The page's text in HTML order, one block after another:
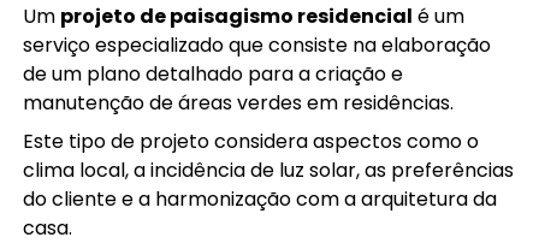
Um projeto de paisagismo residencial é um
serviço especializado que consiste na elaboração
de um plano detalhado para a criação e
manutenção de áreas verdes em residências.
Este tipo de projeto considera aspectos como o
clima local, a incidência de luz solar, as preferências
do cliente e a harmonização com a arquitetura da
casa.